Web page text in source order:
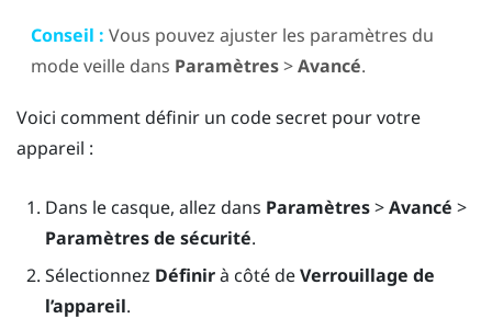
Conseil : Vous pouvez ajuster les paramètres du
mode veille dans Paramètres>Avancé.
Voici comment définir un code secret pour votre
appareil :
Dans le casque, allez dans Paramètres>Avancé >
Paramètres de sécurité.
Sélectionnez Définirà côté deVerrouillage de
l’appareil.